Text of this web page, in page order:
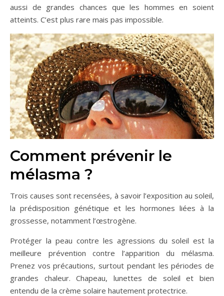
aussi de grandes chances que les hommes en soient
atteints. C’est plus rare mais pas impossible.
Comment prévenir le
mélasma ?
Trois causes sont recensées, à savoir l’exposition au soleil,
la prédisposition génétique et les hormones liées à la
grossesse, notamment l’œstrogène.
Protéger la peau contre les agressions du soleil est la
meilleure prévention contre l’apparition du mélasma.
Prenez vos précautions, surtout pendant les périodes de
grandes chaleur. Chapeau, lunettes de soleil et bien
entendu de la crème solaire hautement protectrice.